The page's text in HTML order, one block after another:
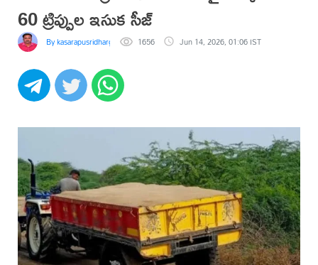
60 ట్రిప్పుల ఇసుక సీజ్
By kasarapusridhargoud 1656 Jun 14, 2026, 01:06 IST